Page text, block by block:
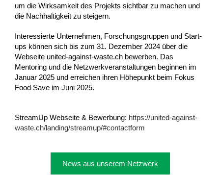
um die Wirksamkeit des Projekts sichtbar zu machen und
die Nachhaltigkeit zu steigern.
Interessierte Unternehmen, Forschungsgruppen und Start-
ups können sich bis zum 31. Dezember 2024 über die
Webseite united-against-waste.ch bewerben. Das
Mentoring und die Netzwerkveranstaltungen beginnen im
Januar 2025 und erreichen ihren Höhepunkt beim Fokus
Food Save im Juni 2025.
StreamUp Webseite & Bewerbung: https://united-against-
waste.ch/landing/streamup/#contactform
News aus unserem Netzwerk